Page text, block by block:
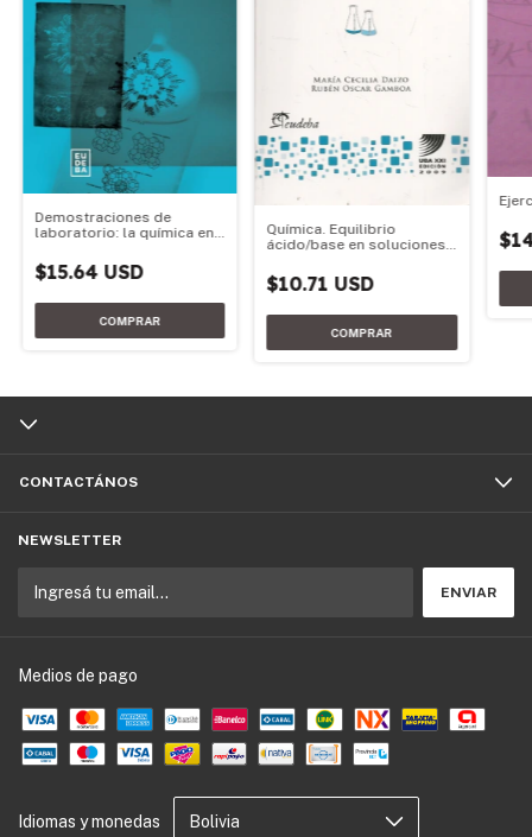
Demostraciones de
laboratorio: la química en
$15.64 USD
Química. Equilibrio
ácido/base en soluciones
$10.71 USD
CONTACTÁNOS
NEWSLETTER
Medios de pago
Idiomas y monedas